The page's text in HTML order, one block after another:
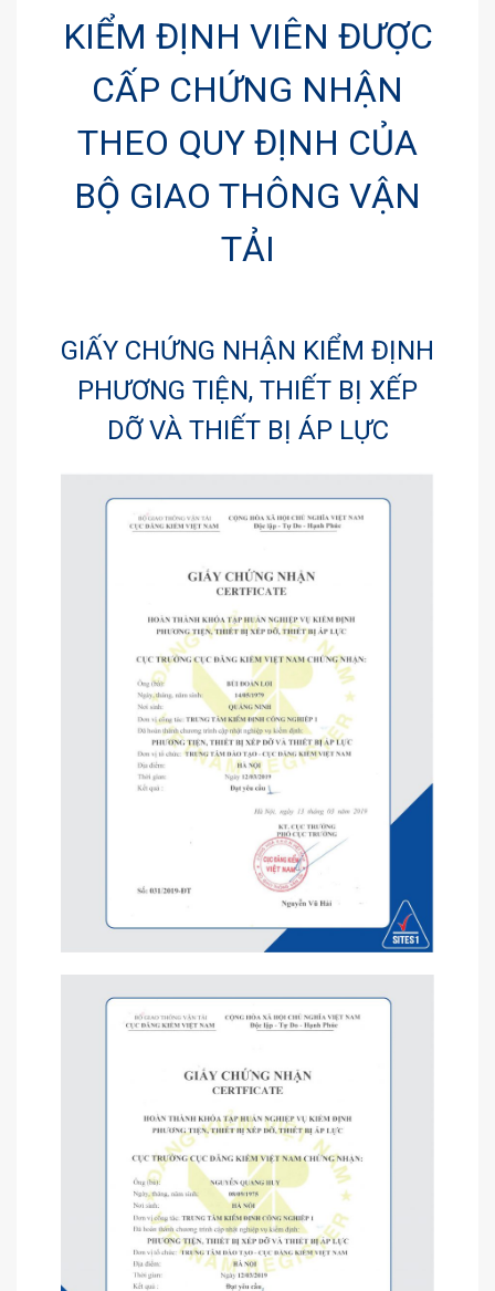
KIỂM ĐỊNH VIÊN ĐƯỢC
CẤP CHỨNG NHẬN
THEO QUY ĐỊNH CỦA
BỘ GIAO THÔNG VẬN
TẢI
GIẤY CHỨNG NHẬN KIỂM ĐỊNH
PHƯƠNG TIỆN, THIẾT BỊ XẾP
DỠ VÀ THIẾT BỊ ÁP LỰC